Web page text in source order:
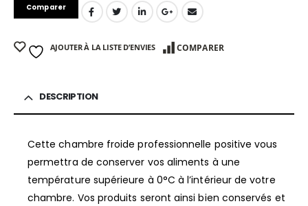
Comparer
AJOUTER À LA LISTE D’ENVIES COMPARER
DESCRIPTION
Cette chambre froide professionnelle positive vous
permettra de conserver vos aliments à une
température supérieure à 0°C à l’intérieur de votre
chambre. Vos produits seront ainsi bien conservés et